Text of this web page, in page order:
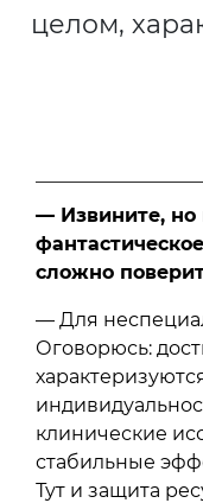
целом,
— Извините, но
сложно
— Для
Оговорюсь:
клинические
стабильные
Тут и защита